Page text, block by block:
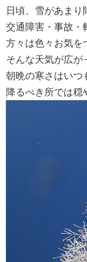
日頃、雪があまり
交通障害・事故・
方々は色々お気を
そんな天気が広が
朝晩の寒さはいつ
降るべき所では穏